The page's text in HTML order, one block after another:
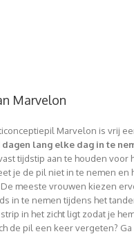
Marvelon
Marvelon is vrij
dagen lang elke dag in te
tijdstip aan te houden voor
je de pil niet in te nemen en
meeste vrouwen kiezen
in te nemen tijdens het
in het zicht ligt zodat je
de pil een keer vergeten? Ga